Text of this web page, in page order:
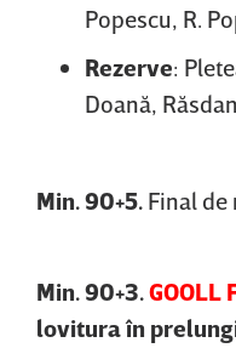
Popescu, R.
Rezerve:
Doană,
Min. 90+5. Final de
Min. 90+3.GOOLL
lovitura în